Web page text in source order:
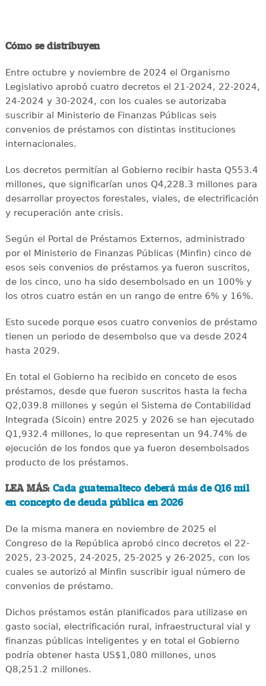
Cómo se distribuyen
Entre octubre y noviembre de 2024 el Organismo
Legislativo aprobó cuatro decretos el 21-2024, 22-2024,
24-2024 y 30-2024, con los cuales se autorizaba
suscribir al Ministerio de Finanzas Públicas seis
convenios de préstamos con distintas instituciones
internacionales.
Los decretos permitían al Gobierno recibir hasta Q553.4
millones, que significarían unos Q4,228.3 millones para
desarrollar proyectos forestales, viales, de electrificación
y recuperación ante crisis.
Según el Portal de Préstamos Externos, administrado
por el Ministerio de Finanzas Públicas (Minfin) cinco de
esos seis convenios de préstamos ya fueron suscritos,
de los cinco, uno ha sido desembolsado en un 100% y
los otros cuatro están en un rango de entre 6% y 16%.
Esto sucede porque esos cuatro convenios de préstamo
tienen un periodo de desembolso que va desde 2024
hasta 2029.
En total el Gobierno ha recibido en conceto de esos
préstamos, desde que fueron suscritos hasta la fecha
Q2,039.8 millones y según el Sistema de Contabilidad
Integrada (Sicoin) entre 2025 y 2026 se han ejecutado
Q1,932.4 millones, lo que representan un 94.74% de
ejecución de los fondos que ya fueron desembolsados
producto de los préstamos.
LEA MÁS: Cada guatemalteco deberá más de Q16 mil
en concepto de deuda pública en 2026
De la misma manera en noviembre de 2025 el
Congreso de la República aprobó cinco decretos el 22-
2025, 23-2025, 24-2025, 25-2025 y 26-2025, con los
cuales se autorizó al Minfin suscribir igual número de
convenios de préstamo.
Dichos préstamos están planificados para utilizase en
gasto social, electrificación rural, infraestructural vial y
finanzas públicas inteligentes y en total el Gobierno
podría obtener hasta US$1,080 millones, unos
Q8,251.2 millones.